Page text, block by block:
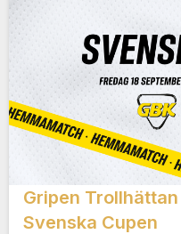
Gripen
Svenska Cupen